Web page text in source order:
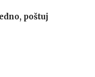
poštuj